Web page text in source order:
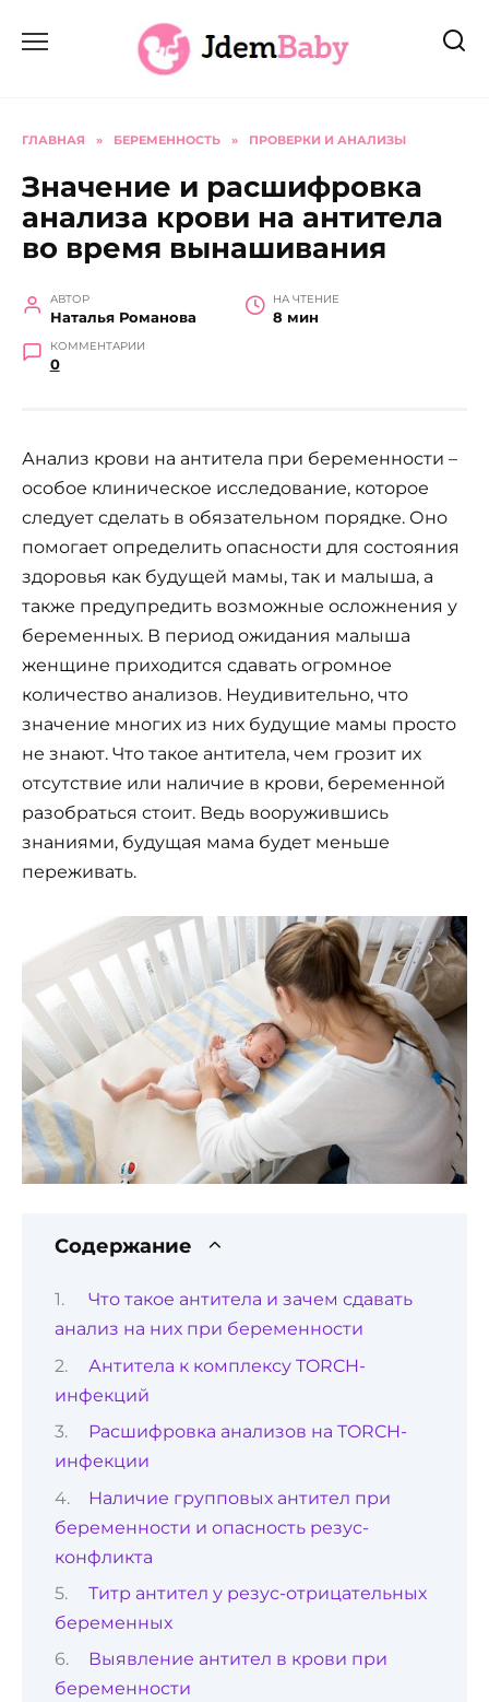
ГЛАВНАЯ » БЕРЕМЕННОСТЬ » ПРОВЕРКИ И АНАЛИЗЫ
Значение и расшифровка
анализа крови на антитела
во время вынашивания
АВТОР
Наталья Романова
НА ЧТЕНИЕ
8 мин
КОММЕНТАРИИ
0
Анализ крови на антитела при беременности –
особое клиническое исследование, которое
следует сделать в обязательном порядке. Оно
помогает определить опасности для состояния
здоровья как будущей мамы, так и малыша, а
также предупредить возможные осложнения у
беременных. В период ожидания малыша
женщине приходится сдавать огромное
количество анализов. Неудивительно, что
значение многих из них будущие мамы просто
не знают. Что такое антитела, чем грозит их
отсутствие или наличие в крови, беременной
разобраться стоит. Ведь вооружившись
знаниями, будущая мама будет меньше
переживать.
Содержание
Что такое антитела и зачем сдавать
анализ на них при беременности
Антитела к комплексу TORCH-
инфекций
Расшифровка анализов на TORCH-
инфекции
Наличие групповых антител при
беременности и опасность резус-
конфликта
Титр антител у резус-отрицательных
беременных
Выявление антител в крови при
беременности